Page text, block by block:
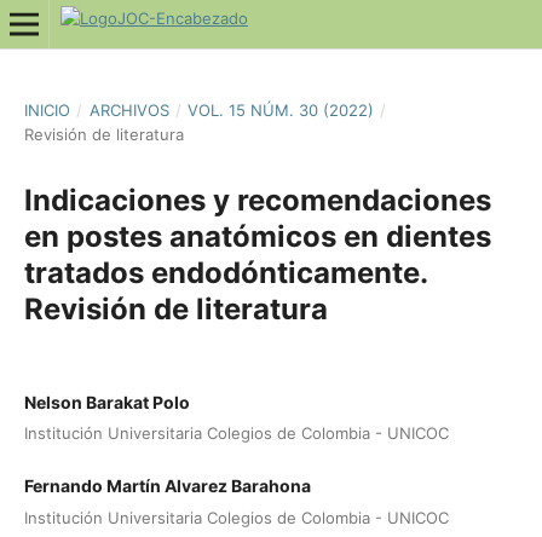
INICIO / ARCHIVOS / VOL. 15 NÚM. 30 (2022) /
Revisión de literatura
Indicaciones y recomendaciones
en postes anatómicos en dientes
tratados endodónticamente.
Revisión de literatura
Nelson Barakat Polo
Institución Universitaria Colegios de Colombia - UNICOC
Fernando Martín Alvarez Barahona
Institución Universitaria Colegios de Colombia - UNICOC